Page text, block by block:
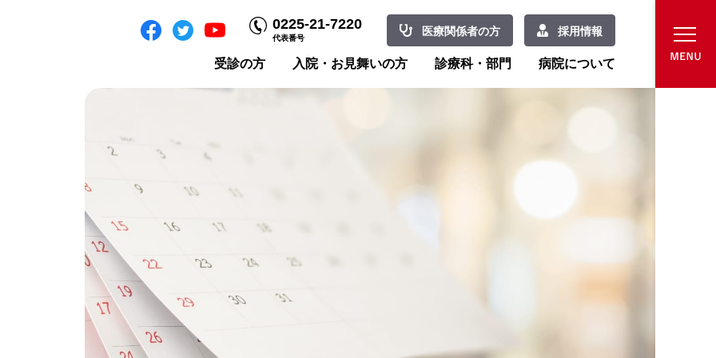
0225-21-7220
代表番号
医療関係者の方 採用情報
受診の方 入院・お見舞いの方 診療科・部門 病院について